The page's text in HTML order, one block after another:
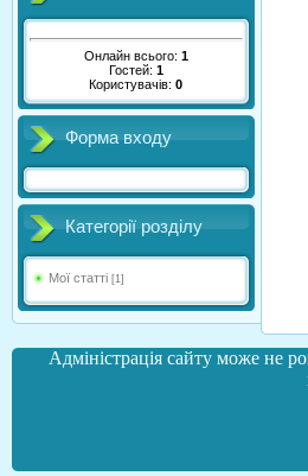
Онлайн всього: 1
Гостей: 1
Користувачів:0
Форма входу
Категорії розділу
Мої статті [1]
Адміністрація сайту може не